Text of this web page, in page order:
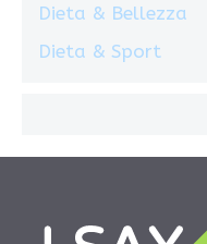
Dieta & Bellezza
Dieta & Sport